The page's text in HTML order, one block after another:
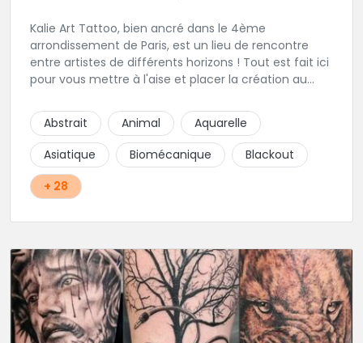
Kalie Art Tattoo, bien ancré dans le 4ème
arrondissement de Paris, est un lieu de rencontre
entre artistes de différents horizons ! Tout est fait ici
pour vous mettre à l'aise et placer la création au
Abstrait
Animal
Aquarelle
Asiatique
Biomécanique
Blackout
+ 28